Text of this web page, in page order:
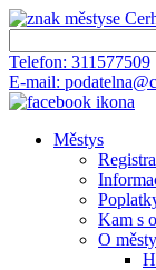
Telefon: 311577509
E-mail:
Městys
Kam s
O